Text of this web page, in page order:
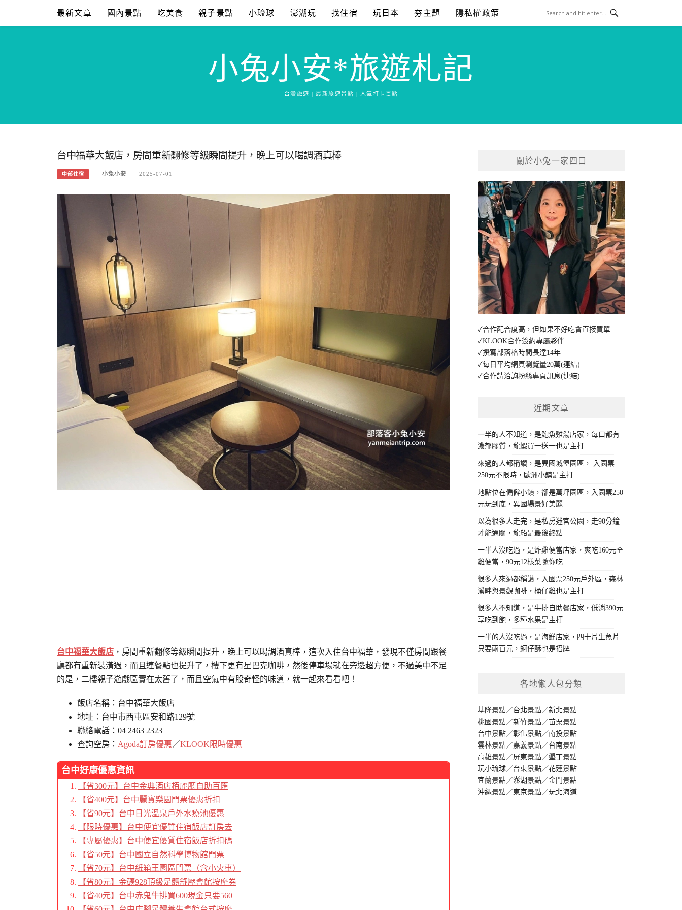
content
最新文章 國內景點 吃美食 親子景點 小琉球 澎湖玩 找住宿 玩日本 夯主題 隱私權政策
小兔小安*旅遊札記
台灣旅遊 | 最新旅遊景點 | 人氣打卡景點
台中福華大飯店，房間重新翻修等級瞬間提升，晚上可以喝調酒真棒
中部住宿 小兔小安 2025-07-01
台中福華大飯店 ，房間重新翻修等級瞬間提升，晚上可以喝調酒真棒，這次入住台中福華，發現不僅房間跟餐
廳都有重新裝潢過，而且連餐點也提升了，樓下更有星巴克咖啡，然後停車場就在旁邊超方便，不過美中不足
的是，二樓親子遊戲區實在太舊了，而且空氣中有股奇怪的味道，就一起來看看吧！
飯店名稱：台中福華大飯店
地址：台中市西屯區安和路129號
聯絡電話：04 2463 2323
查詢空房： Agoda訂房優惠 ／KLOOK限時優惠
台中好康優惠資訊
【省300元】台中金典酒店栢麗廳自助百匯
【省400元】台中麗寶樂園門票優惠折扣
【省90元】台中日光溫泉戶外水療池優惠
【限時優惠】台中便宜優質住宿飯店訂房去
【專屬優惠】台中便宜優質住宿飯店折扣碼
【省50元】台中國立自然科學博物館門票
【省70元】台中紙箱王園區門票（含小火車）
【省80元】金礦928頂級足體舒壓會館按摩券
【省40元】台中赤鬼牛排買600現金只要560
關於小兔一家四口
✓合作配合度高，但如果不好吃會直接買單
✓KLOOK合作簽約專屬夥伴
✓撰寫部落格時間長達14年
✓每日平均網頁瀏覽量20萬(連結)
✓合作請洽詢粉絲專頁訊息(連結)
近期文章
一半的人不知道，是鮑魚雞湯店家，每口都有
濃郁膠質，龍蝦買一送一也是主打
來過的人都稱讚，是異國城堡園區， 入園票
250元不限時，歐洲小鎮是主打
地點位在偏僻小鎮，卻是萬坪園區，入園票250
元玩到底，異國場景好美麗
以為很多人走完，是私房迷宮公園，走90分鐘
才能通關，龍船是最後終點
一半人沒吃過，是炸雞便當店家，爽吃160元全
雞便當，90元12樣菜隨你吃
很多人來過都稱讚，入園票250元戶外區，森林
溪畔與景觀咖啡，桶仔雞也是主打
很多人不知道，是牛排自助餐店家，低消390元
享吃到飽，多種水果是主打
一半的人沒吃過，是海鮮店家，四十片生魚片
只要兩百元，蚵仔酥也是招牌
各地懶人包分類
基隆景點／台北景點／新北景點
桃園景點／新竹景點／苗栗景點
台中景點／彰化景點／南投景點
雲林景點／嘉義景點／台南景點
高雄景點／屏東景點／墾丁景點
玩小琉球／台東景點／花蓮景點
宜蘭景點／澎湖景點／金門景點
沖繩景點／東京景點／玩北海道